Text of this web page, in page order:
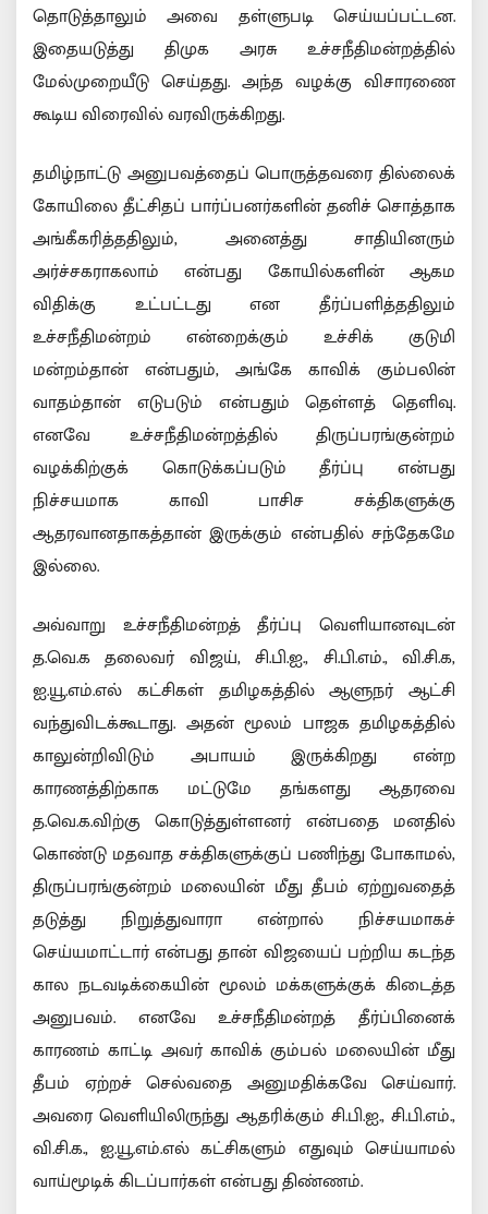
தொடுத்தாலும் அவை தள்ளுபடி செய்யப்பட்டன.
இதையடுத்து திமுக அரசு உச்சநீதிமன்றத்தில்
மேல்முறையீடு செய்தது. அந்த வழக்கு விசாரணை
கூடிய விரைவில் வரவிருக்கிறது.
தமிழ்நாட்டு அனுபவத்தைப் பொருத்தவரை தில்லைக்
கோயிலை தீட்சிதப் பார்ப்பனர்களின் தனிச் சொத்தாக
அங்கீகரித்ததிலும், அனைத்து சாதியினரும்
அர்ச்சகராகலாம் என்பது கோயில்களின் ஆகம
விதிக்கு உட்பட்டது என தீர்ப்பளித்ததிலும்
உச்சநீதிமன்றம் என்றைக்கும் உச்சிக் குடுமி
மன்றம்தான் என்பதும், அங்கே காவிக் கும்பலின்
வாதம்தான் எடுபடும் என்பதும் தெள்ளத் தெளிவு.
எனவே உச்சநீதிமன்றத்தில் திருப்பரங்குன்றம்
வழக்கிற்குக் கொடுக்கப்படும் தீர்ப்பு என்பது
நிச்சயமாக காவி பாசிச சக்திகளுக்கு
ஆதரவானதாகத்தான் இருக்கும் என்பதில் சந்தேகமே
இல்லை.
அவ்வாறு உச்சநீதிமன்றத் தீர்ப்பு வெளியானவுடன்
த.வெ.க தலைவர் விஜய், சி.பி.ஐ., சி.பி.எம்., வி.சி.க,
ஐ.யூ.எம்.எல் கட்சிகள் தமிழகத்தில் ஆளுநர் ஆட்சி
வந்துவிடக்கூடாது. அதன் மூலம் பாஜக தமிழகத்தில்
காலுன்றிவிடும் அபாயம் இருக்கிறது என்ற
காரணத்திற்காக மட்டுமே தங்களது ஆதரவை
த.வெ.க.விற்கு கொடுத்துள்ளனர் என்பதை மனதில்
கொண்டு மதவாத சக்திகளுக்குப் பணிந்து போகாமல்,
திருப்பரங்குன்றம் மலையின் மீது தீபம் ஏற்றுவதைத்
தடுத்து நிறுத்துவாரா என்றால் நிச்சயமாகச்
செய்யமாட்டார் என்பது தான் விஜயைப் பற்றிய கடந்த
கால நடவடிக்கையின் மூலம் மக்களுக்குக் கிடைத்த
அனுபவம். எனவே உச்சநீதிமன்றத் தீர்ப்பினைக்
காரணம் காட்டி அவர் காவிக் கும்பல் மலையின் மீது
தீபம் ஏற்றச் செல்வதை அனுமதிக்கவே செய்வார்.
அவரை வெளியிலிருந்து ஆதரிக்கும் சி.பி.ஐ., சி.பி.எம்.,
வி.சி.க., ஐ.யூ.எம்.எல் கட்சிகளும் எதுவும் செய்யாமல்
வாய்மூடிக் கிடப்பார்கள் என்பது திண்ணம்.